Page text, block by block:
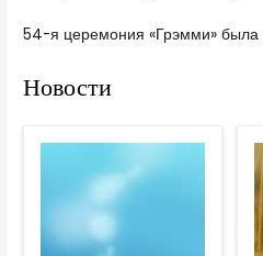
54-я церемония «Грэмми»
Новости